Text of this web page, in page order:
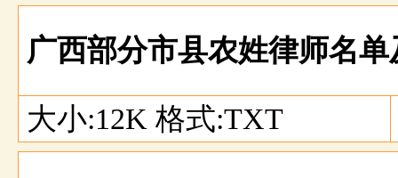
广西部分市县农姓律师名
大小:12K 格式:TXT